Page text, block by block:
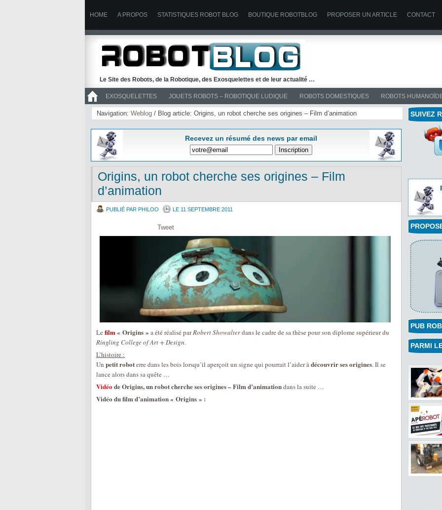
HOME A PROPOS STATISTIQUES ROBOT BLOG BOUTIQUE ROBOTBLOG PROPOSER UN ARTICLE CONTACT
Le Site des Robots, de la Robotique, des Exosquelettes et de leur actualité …
EXOSQUELETTES JOUETS ROBOTS – ROBOTIQUE LUDIQUE ROBOTS DOMESTIQUES ROBOTS
>> ROBOTS
Navigation: Weblog / Blog article: Origins, un robot cherche ses origines – Film d’animation
Recevez un résumé des news par email
Origins, un robot cherche ses origines – Film
d’animation
PUBLIÉ PAR PHILOO LE 11 SEPTEMBRE 2011
Tweet
Le film« Origins » a été réalisé parRobert Showalterdans le cadre de sa thèse pour son diplome supérieur du
Ringling College of Art + Design.
L’histoire :
Un petit roboterre dans les bois lorsqu’il aperçoit un signe qui pourrait l’aider àdécouvrir ses origines. Il se
lance alors dans sa quête …
Vidéode Origins, un robot cherche ses origines – Film d’animationdans la suite …
Vidéo du film d’animation « Origins » :
SUIVEZ
PUB
PARMI